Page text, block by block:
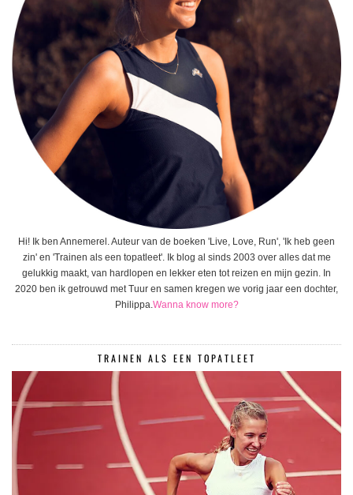
Hi! Ik ben Annemerel. Auteur van de boeken 'Live, Love, Run', 'Ik heb geen
zin' en 'Trainen als een topatleet'. Ik blog al sinds 2003 over alles dat me
gelukkig maakt, van hardlopen en lekker eten tot reizen en mijn gezin. In
2020 ben ik getrouwd met Tuur en samen kregen we vorig jaar een dochter,
Philippa.Wanna know more?
TRAINEN ALS EEN TOPATLEET